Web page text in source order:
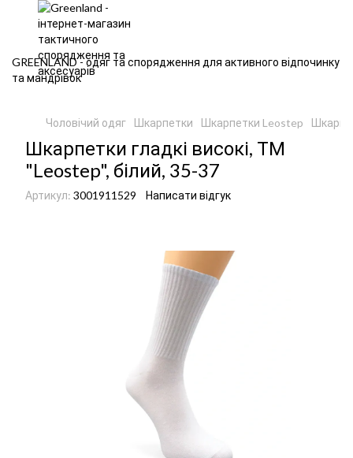
GREENLAND - одяг та спорядження для активного відпочинку
та мандрівок
Чоловічий одяг Шкарпетки Шкарпетки Leostep
Шкарпетки гладкі високі, ТМ
"Leostep", білий, 35-37
Артикул: 3001911529 Написати відгук